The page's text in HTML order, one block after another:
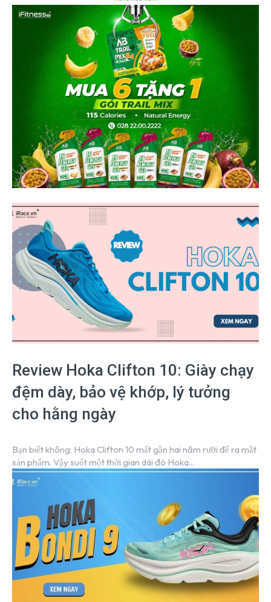
Review Hoka Clifton 10: Giày chạy
đệm dày, bảo vệ khớp, lý tưởng
cho hằng ngày
Bạn biết không, Hoka Clifton 10 mất gần hai năm rưỡi để ra mắt
sản phẩm. Vậy suốt một thời gian dài đó Hoka...